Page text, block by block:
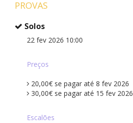
PROVAS
Solos
22 fev 2026 10:00
Preços
20,00€ se pagar até 8 fev 2026
30,00€ se pagar até 15 fev 2026
Escalões